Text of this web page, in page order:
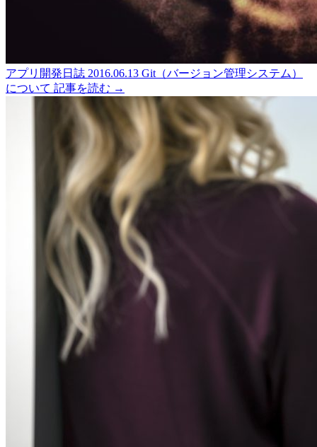
アプリ開発日誌 2016.06.13 Git（バージョン管理システム）
について 記事を読む →